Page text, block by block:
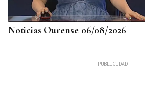
Noticias Ourense 06/08/2026